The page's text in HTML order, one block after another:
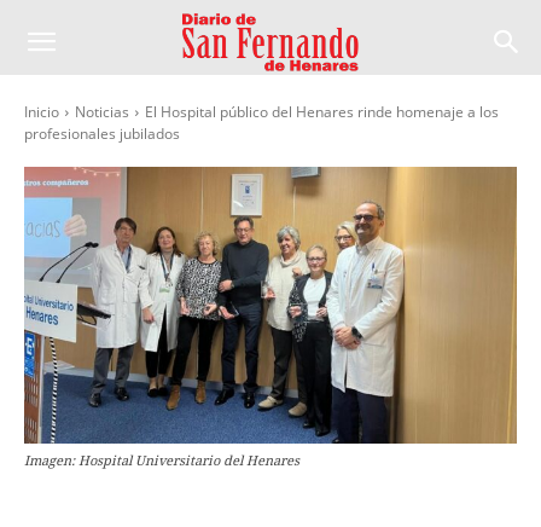
Inicio Noticias
El Hospital público del Henares rinde homenaje a los
profesionales jubilados
Imagen: Hospital Universitario del Henares